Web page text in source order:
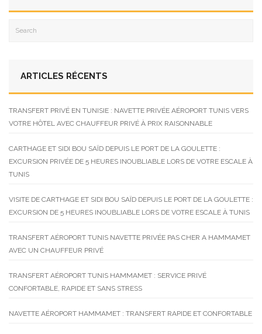
ARTICLES RÉCENTS
TRANSFERT PRIVÉ EN TUNISIE : NAVETTE PRIVÉE AÉROPORT TUNIS VERS
VOTRE HÔTEL AVEC CHAUFFEUR PRIVÉ À PRIX RAISONNABLE
CARTHAGE ET SIDI BOU SAÏD DEPUIS LE PORT DE LA GOULETTE :
EXCURSION PRIVÉE DE 5 HEURES INOUBLIABLE LORS DE VOTRE ESCALE À
TUNIS
VISITE DE CARTHAGE ET SIDI BOU SAÏD DEPUIS LE PORT DE LA GOULETTE :
EXCURSION DE 5 HEURES INOUBLIABLE LORS DE VOTRE ESCALE À TUNIS
TRANSFERT AÉROPORT TUNIS NAVETTE PRIVÉE PAS CHER A HAMMAMET
AVEC UN CHAUFFEUR PRIVÉ
TRANSFERT AÉROPORT TUNIS HAMMAMET : SERVICE PRIVÉ
CONFORTABLE, RAPIDE ET SANS STRESS
NAVETTE AÉROPORT HAMMAMET : TRANSFERT RAPIDE ET CONFORTABLE